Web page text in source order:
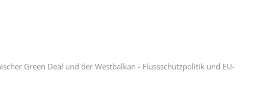
Green Deal und der Westbalkan - Flussschutzpolitik und EU-